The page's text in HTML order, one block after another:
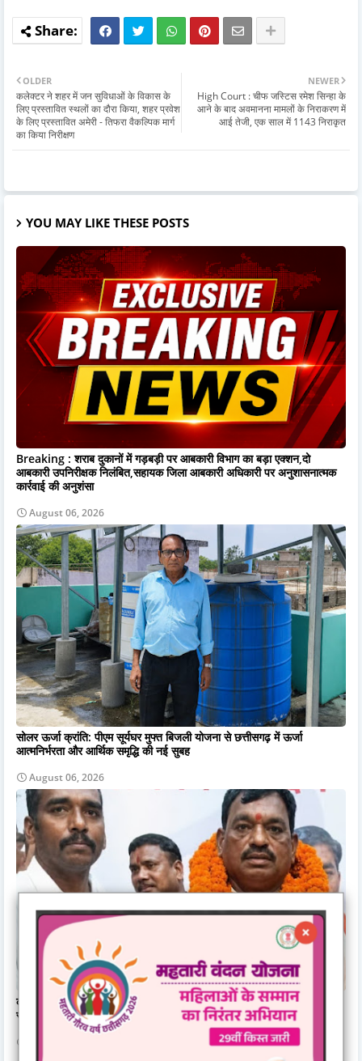
NEWER
High Court : चीफ जस्टिस रमेश सिन्हा के
आने के बाद अवमानना मामलों के निराकरण में
आई तेजी, एक साल में 1143 निराकृत
OLDER
कलेक्टर ने शहर में जन सुविधाओं के विकास के
लिए प्रस्तावित स्थलों का दौरा किया, शहर प्रवेश
के लिए प्रस्तावित अमेरी - तिफरा वैकल्पिक मार्ग
का किया निरीक्षण
YOU MAY LIKE THESE POSTS
Breaking : शराब दुकानों में गड़बड़ी पर आबकारी विभाग का बड़ा एक्शन,दो
आबकारी उपनिरीक्षक निलंबित,सहायक जिला आबकारी अधिकारी पर अनुशासनात्मक
कार्रवाई की अनुशंसा
August 06, 2026
सोलर ऊर्जा क्रांति: पीएम सूर्यघर मुफ्त बिजली योजना से छत्तीसगढ़ में ऊर्जा
आत्मनिर्भरता और आर्थिक समृद्धि की नई सुबह
August 06, 2026
कौशल विकास से राष्ट्रपति भवन तक: धमतरी की बेटी रेणुका गोस्वामी को मिला
स्वतंत्रता दिवस समारोह का आमंत्रण, उप मुख्यमंत्री विजय शर्मा ने दी बधाई